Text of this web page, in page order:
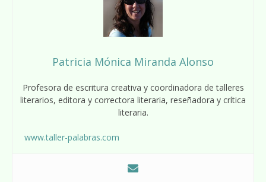
Patricia Mónica Miranda Alonso
Profesora de escritura creativa y coordinadora de talleres
literarios, editora y correctora literaria, reseñadora y crítica
literaria.
www.taller-palabras.com